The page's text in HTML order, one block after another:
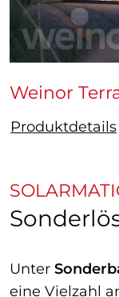
Weinor
Produktdetails
Unter
eine Vielzahl